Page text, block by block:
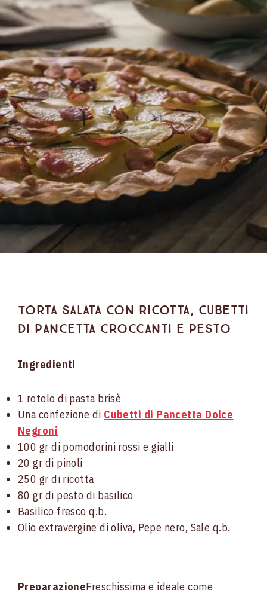
Torta salata con ricotta, cubetti
di pancetta croccanti e pesto
Ingredienti
1 rotolo di pasta brisè
Una confezione di Cubetti di Pancetta Dolce
Negroni
100 gr di pomodorini rossi e gialli
20 gr di pinoli
250 gr di ricotta
80 gr di pesto di basilico
Basilico fresco q.b.
Olio extravergine di oliva, Pepe nero, Sale q.b.
PreparazioneFreschissima e ideale come